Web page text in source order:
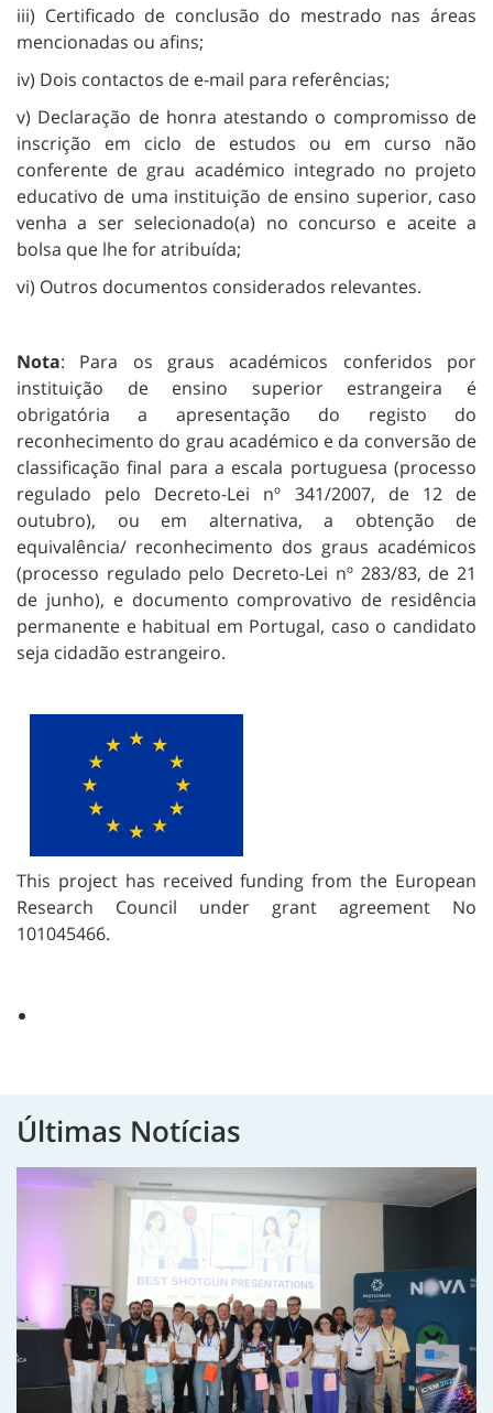
iii) Certificado de conclusão do mestrado nas áreas
mencionadas ou afins;
iv) Dois contactos de e-mail para referências;
v) Declaração de honra atestando o compromisso de
inscrição em ciclo de estudos ou em curso não
conferente de grau académico integrado no projeto
educativo de uma instituição de ensino superior, caso
venha a ser selecionado(a) no concurso e aceite a
bolsa que lhe for atribuída;
vi) Outros documentos considerados relevantes.
Nota: Para os graus académicos conferidos por
instituição de ensino superior estrangeira é
obrigatória a apresentação do registo do
reconhecimento do grau académico e da conversão de
classificação final para a escala portuguesa (processo
regulado pelo Decreto-Lei nº 341/2007, de 12 de
outubro), ou em alternativa, a obtenção de
equivalência/ reconhecimento dos graus académicos
(processo regulado pelo Decreto-Lei nº 283/83, de 21
de junho), e documento comprovativo de residência
permanente e habitual em Portugal, caso o candidato
seja cidadão estrangeiro.
This project has received funding from the European
Research Council under grant agreement No
101045466.
Últimas Notícias